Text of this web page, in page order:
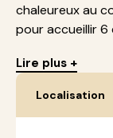
chaleureux au
pour accueillir 6
Lire plus +
Localisation